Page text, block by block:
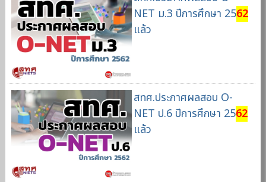
NET ม.3 ปีการศึกษา 2562
แล้ว
สทศ.ประกาศผลสอบ O-
NET ป.6 ปีการศึกษา 2562
แล้ว